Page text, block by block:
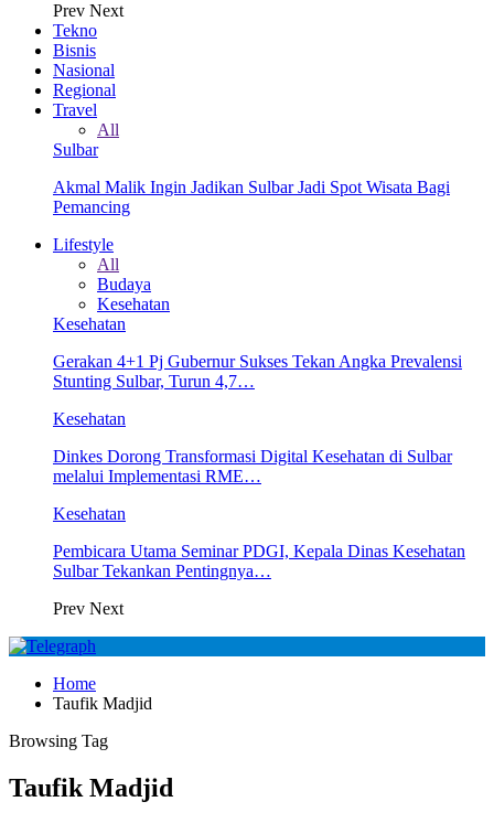
Prev Next
Tekno
Bisnis
Nasional
Regional
Travel
All
Sulbar
Akmal Malik Ingin Jadikan Sulbar Jadi Spot Wisata Bagi
Pemancing
Lifestyle
All
Budaya
Kesehatan
Kesehatan
Gerakan 4+1 Pj Gubernur Sukses Tekan Angka Prevalensi
Stunting Sulbar, Turun 4,7…
Kesehatan
Dinkes Dorong Transformasi Digital Kesehatan di Sulbar
melalui Implementasi RME…
Kesehatan
Pembicara Utama Seminar PDGI, Kepala Dinas Kesehatan
Sulbar Tekankan Pentingnya…
Prev Next
Home
Taufik Madjid
Browsing Tag
Taufik Madjid